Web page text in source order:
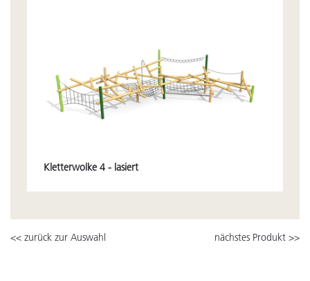
Kletterwolke 4 - lasiert
<< zurück zur Auswahl nächstes Produkt >>